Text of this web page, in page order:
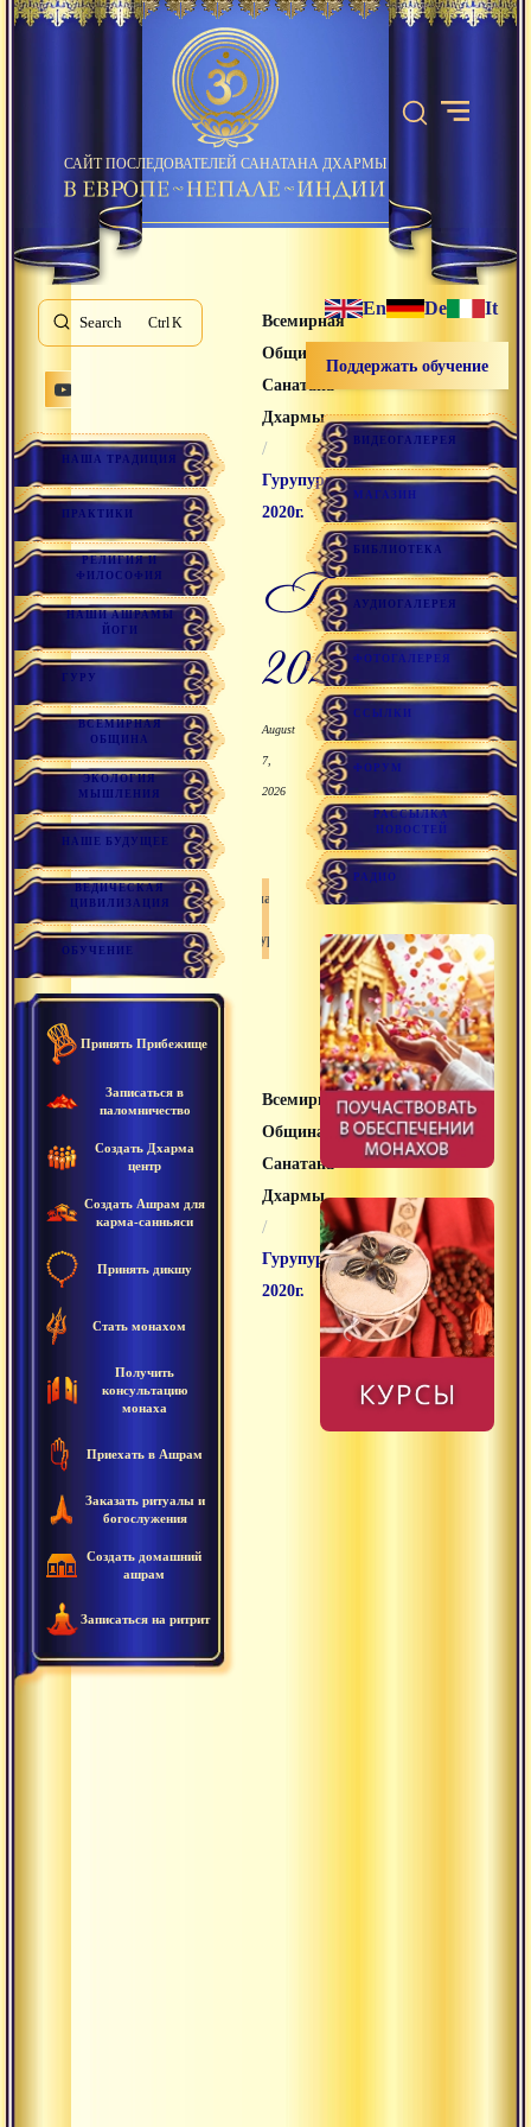
САЙТ ПОСЛЕДОВАТЕЛЕЙ САНАТАНА ДХАРМЫ
Search K
НАША ТРАДИЦИЯ
ПРАКТИКИ
РЕЛИГИЯ И
ФИЛОСОФИЯ
НАШИ АШРАМЫ
ЙОГИ
ГУРУ
ВСЕМИРНАЯ
ОБЩИНА
ЭКОЛОГИЯ
МЫШЛЕНИЯ
НАШЕ БУДУЩЕЕ
ВЕДИЧЕСКАЯ
ЦИВИЛИЗАЦИЯ
ОБУЧЕНИЕ
Принять Прибежище
Записаться в
паломничество
Создать Дхарма
центр
Создать Ашрам для
карма-санньяси
Принять дикшу
Стать монахом
Получить
консультацию
монаха
Приехать в Ашрам
Заказать ритуалы и
богослужения
Создать домашний
ашрам
Записаться на ритрит
Всемирная
Община
Санатана
Дхармы
/
Гурупурнима
2020г.
Гурупурнима
2020г.
August
7,
2026
Санатана дхарма
Гуру
Всемирная
Община
Санатана
Дхармы
/
Гурупурнима
2020г.
En De It
Поддержать обучение
ВИДЕОГАЛЕРЕЯ
МАГАЗИН
БИБЛИОТЕКА
АУДИОГАЛЕРЕЯ
ФОТОГАЛЕРЕЯ
ССЫЛКИ
ФОРУМ
РАССЫЛКА
НОВОСТЕЙ
РАДИО